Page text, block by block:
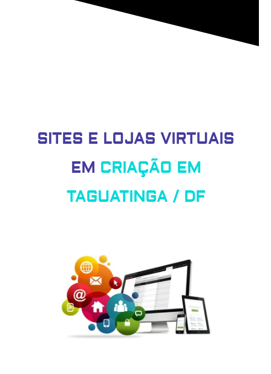
SITES E LOJAS VIRTUAIS
EM CRIAÇÃO EM
TAGUATINGA / DF